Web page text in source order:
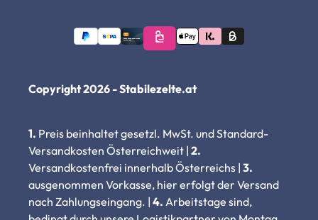
Copyright 2026 - Stabilezelte.at
1. Preis beinhaltet gesetzl. MwSt. und Standard-
Versandkosten Österreichweit | 2.
Versandkostenfrei innerhalb Österreichs | 3.
ausgenommen Vorkasse, hier erfolgt der Versand
nach Zahlungseingang. | 4. Arbeitstage sind,